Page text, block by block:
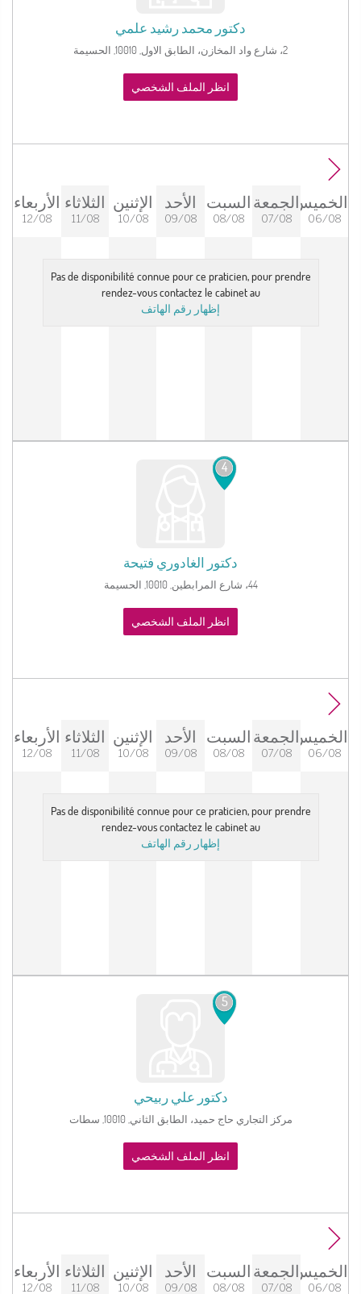
دكتور محمد رشيد علمي
2، شارع واد المخازن، الطابق الاول, 10010, الحسيمة
انظر الملف الشخصي
الخميس
06/08
الجمعة
07/08
السبت
08/08
الأحد
09/08
الإثنين
10/08
الثلاثاء
11/08
الأربعاء
12/08
Pas de disponibilité connue pour ce praticien, pour prendre
rendez-vous contactez le cabinet au
إظهار رقم الهاتف
4
دكتور الغادوري فتيحة
44، شارع المرابطين, 10010, الحسيمة
انظر الملف الشخصي
الخميس
06/08
الجمعة
07/08
السبت
08/08
الأحد
09/08
الإثنين
10/08
الثلاثاء
11/08
الأربعاء
12/08
Pas de disponibilité connue pour ce praticien, pour prendre
rendez-vous contactez le cabinet au
إظهار رقم الهاتف
5
دكتور علي ربيحي
مركز التجاري حاج حميد، الطابق الثاني, 10010, سطات‎
انظر الملف الشخصي
الخميس
06/08
الجمعة
07/08
السبت
08/08
الأحد
09/08
الإثنين
10/08
الثلاثاء
11/08
الأربعاء
12/08